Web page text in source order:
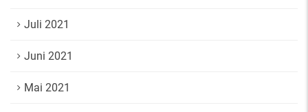
Juli 2021
Juni 2021
Mai 2021